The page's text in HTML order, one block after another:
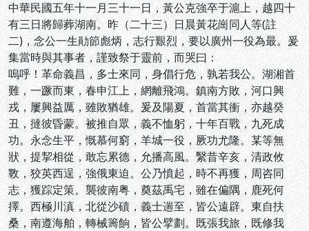
中華民國五年十一月三十一日，黃公克強卒于滬上，越四十
有三日將歸葬湖南。昨（二十三）日晨黃花崗同人等(註
二)，念公一生勛節彪炳，志行艱烈，要以廣州一役為最。爰
集當時與其事者，謹致祭于靈前，而哭曰：
嗚呼！革命義昌，多士來同，身倡行危，孰若我公。湖湘首
難，一蹶而東，春申江上，網離飛鴻。鎮南方敗，河口興
戎，屢興益厲，雖敗猶雄。爰及陽夏，首當其衝，亦越癸
丑，撻彼昏蒙。被推自眾，義不恤躬，十年百戰，九死成
功。永念生平，慨慕何窮，羊城一役，厥功尤隆。某等無
狀，提挈相從，敢忘累德，允播高風。繄昔辛亥，清政攸
斁，狡英西逞，強俄東迫。公乃憤起，時不再獲，周咨同
志，獲踪定策。襲彼南粤，奠茲禹宅，雖在偏隅，鹿死何
擇。西極川滇，北從沙磧，義士遄至，皆公遠辟。東自扶
桑，南遵海舶，轉械籌餉，皆公擘劃。既張我旅，既修我